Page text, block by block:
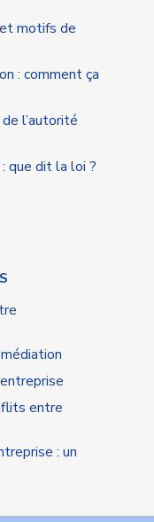
motifs de
: comment ça
l’autorité
que dit la loi ?
entre
: un